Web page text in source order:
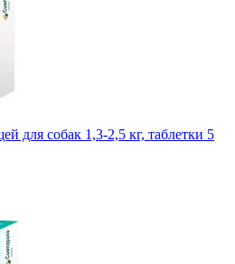
для собак 1,3-2,5 кг, таблетки 5